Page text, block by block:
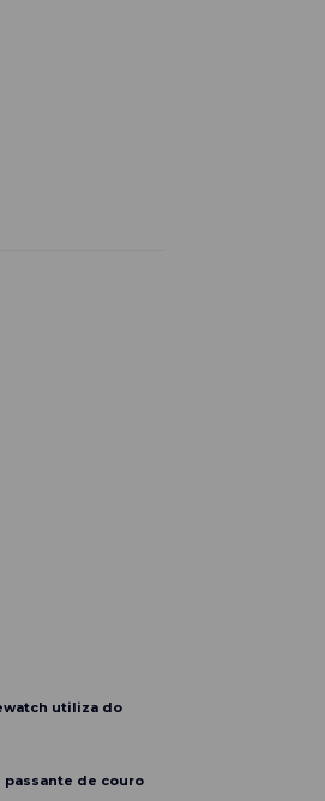
utiliza do
passante de couro